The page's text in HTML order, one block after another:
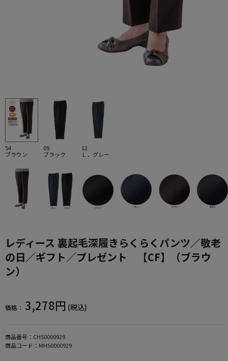
54
ブラウン
09
ブラック
12
Ｌ．グレー
レディース 裏起毛深履きらくらくパンツ／敬老
の日／ギフト／プレゼント 【CF】（ブラウ
ン）
価格： 3,278円 (税込)
商品番号： CHS0000929
商品コード： MHS0000929